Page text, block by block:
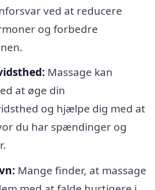
ved at reducere
og forbedre
Massage kan
at øge din
og hjælpe dig med at
du har spændinger og
Mange finder, at massage